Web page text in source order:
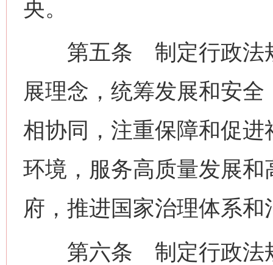
央。
第五条 制定行政法规
展理念，统筹发展和安
相协同，注重保障和促
环境，服务高质量发展
府，推进国家治理体系
第六条 制定行政法规